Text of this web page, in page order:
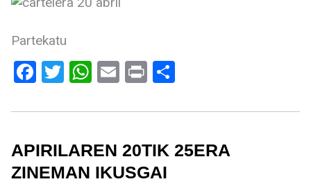
Partekatu
Facebook
Twitter
WhatsApp
Email
PrintShare
APIRILAREN 20TIK 25ERA
ZINEMAN IKUSGAI